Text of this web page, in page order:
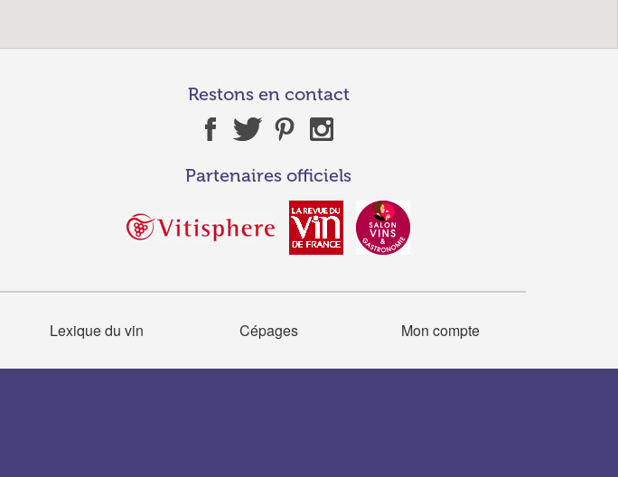
Restons en contact
Partenaires officiels
Lexique du vin Cépages Mon compte